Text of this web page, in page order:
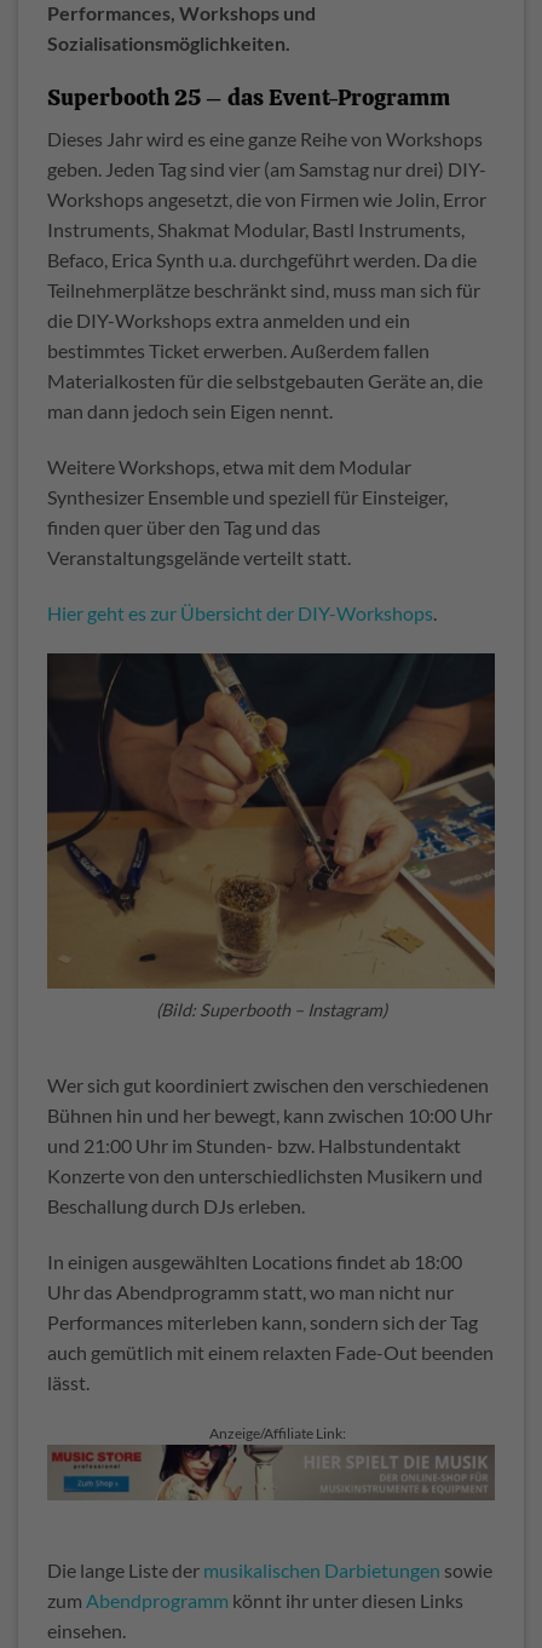
Performances, Workshops und
Sozialisationsmöglichkeiten.
Superbooth 25 – das Event-Programm
Dieses Jahr wird es eine ganze Reihe von Workshops
geben. Jeden Tag sind vier (am Samstag nur drei) DIY-
Workshops angesetzt, die von Firmen wie Jolin, Error
Instruments, Shakmat Modular, Bastl Instruments,
Befaco, Erica Synth u.a. durchgeführt werden. Da die
Teilnehmerplätze beschränkt sind, muss man sich für
die DIY-Workshops extra anmelden und ein
bestimmtes Ticket erwerben. Außerdem fallen
Materialkosten für die selbstgebauten Geräte an, die
man dann jedoch sein Eigen nennt.
Weitere Workshops, etwa mit dem Modular
Synthesizer Ensemble und speziell für Einsteiger,
finden quer über den Tag und das
Veranstaltungsgelände verteilt statt.
Hier geht es zur Übersicht der DIY-Workshops.
(Bild: Superbooth – Instagram)
Wer sich gut koordiniert zwischen den verschiedenen
Bühnen hin und her bewegt, kann zwischen 10:00 Uhr
und 21:00 Uhr im Stunden- bzw. Halbstundentakt
Konzerte von den unterschiedlichsten Musikern und
Beschallung durch DJs erleben.
In einigen ausgewählten Locations findet ab 18:00
Uhr das Abendprogramm statt, wo man nicht nur
Performances miterleben kann, sondern sich der Tag
auch gemütlich mit einem relaxten Fade-Out beenden
lässt.
Anzeige/Affiliate Link:
Die lange Liste der musikalischen Darbietungen sowie
zum Abendprogramm könnt ihr unter diesen Links
einsehen.